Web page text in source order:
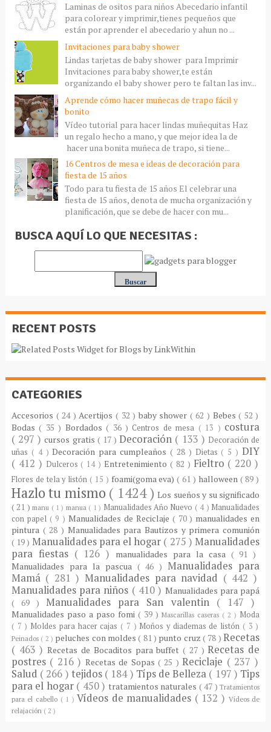
Laminas de ositos para niños Abecedario infantil
para colorear y imprimir,tienes pequeños que
están por aprender el abecedario y ahun no ...
Invitaciones para baby shower
Lindas tarjetas de baby shower para Imprimir
Invitaciones para baby shower,te están
organizando el baby shower pero te faltan las inv...
Aprende cómo hacer muñecas de trapo fácil y
bonito
Vídeo tutorial para hacer lindas muñequitas Haz
un regalo hecho a mano, y que mejor idea la de
hacer una bonita muñeca de trapo, si tiene...
16 Centros de mesa e ideas de decoración para
fiesta de 15 años
Todo para tu fiesta de 15 años El celebrar una
fiesta de 15 años, denota de mucha organización y
planificación, que se debe de hacer con mu...
BUSCA AQUÍ LO QUE NECESITAS :
RECENT POSTS
CATEGORIES
Accesorios ( 24 )Acertijos ( 32 ) baby shower ( 62 ) Bebes( 52 )
Bodas( 35 ) Bordados( 36 ) Centros de mesa ( 13 ) costura
( 297 )cursos gratis ( 17 )Decoración ( 133 ) Decoración de
uñas ( 4 )Decoración para cumpleaños( 28 ) Dietas ( 5 )DIY
( 412 ) Dulceros ( 14 )Entretenimiento ( 82 ) Fieltro ( 220 )
Flores de tela y listón ( 15 ) foami(goma eva)( 61 ) halloween ( 89 )
Hazlo tu mismo ( 1424 )Los sueños y su significado
( 21 )manu ( 1 ) manua ( 1 ) Manualidades Año Nuevo ( 4 ) Manualidades
con papel ( 9 )Manualidades de Reciclaje ( 70 ) manualidades en
pintura ( 28 ) Manualidades para Bautizos y primera comunión
( 19 ) Manualidades para el hogar ( 275 )Manualidades
para fiestas ( 126 ) manualidades para la casa ( 91 )
Manualidades para la pascua ( 46 )Manualidades para
Mamá ( 281 ) Manualidades para navidad ( 442 )
Manualidades para niños ( 410 ) Manualidades para papá
( 69 )Manualidades para San valentin ( 147 )
Manualidades paso a paso fomi ( 39 )Mascarillas caseras ( 2 ) Moda
( 7 ) Moldes para hacer cajas ( 7 ) Moños y diademas de listón ( 3 )
Peinados ( 2 ) peluches con moldes( 81 ) punto cruz( 78 )Recetas
( 463 )Recetas de Bocaditos para buffet( 27 )Recetas de
postres ( 216 ) Recetas de Sopas( 25 )Reciclaje ( 237 )
Salud ( 266 ) tejidos ( 184 ) Típs de Belleza ( 197 ) Tips
para el hogar ( 450 ) tratamientos naturales ( 47 )Tratamientos
para el cabello ( 1 ) Vídeos de manualidades ( 132 ) Vídeos de
relajación ( 2 )